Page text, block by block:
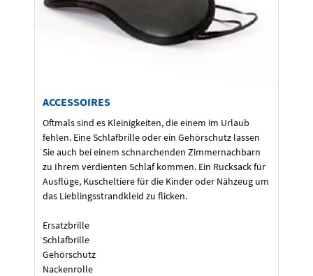
ACCESSOIRES
Oftmals sind es Kleinigkeiten, die einem im Urlaub
fehlen. Eine Schlafbrille oder ein Gehörschutz lassen
Sie auch bei einem schnarchenden Zimmernachbarn
zu Ihrem verdienten Schlaf kommen. Ein Rucksack für
Ausflüge, Kuscheltiere für die Kinder oder Nähzeug um
das Lieblingsstrandkleid zu flicken.
Ersatzbrille
Schlafbrille
Gehörschutz
Nackenrolle